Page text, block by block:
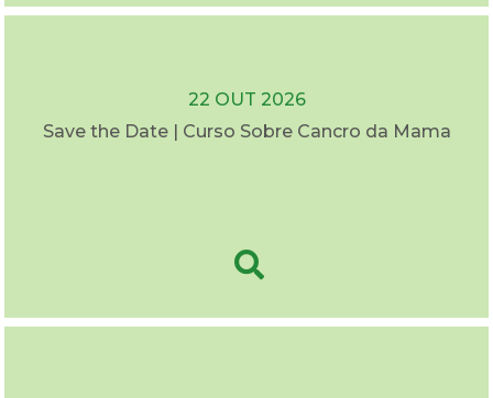
22 OUT 2026
Save the Date | Curso Sobre Cancro da Mama